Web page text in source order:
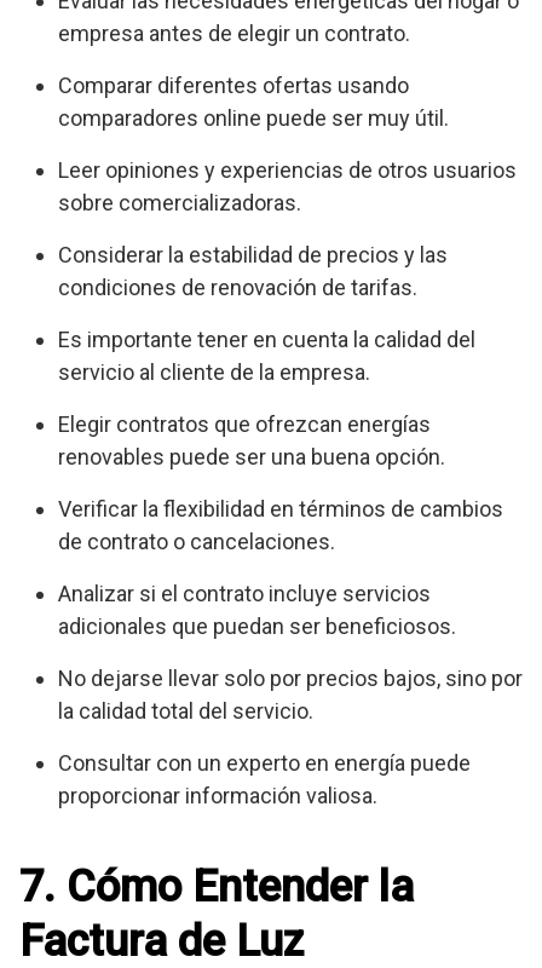
empresa antes de elegir un contrato.
Comparar diferentes ofertas usando
comparadores online puede ser muy útil.
Leer opiniones y experiencias de otros usuarios
sobre comercializadoras.
Considerar la estabilidad de precios y las
condiciones de renovación de tarifas.
Es importante tener en cuenta la calidad del
servicio al cliente de la empresa.
Elegir contratos que ofrezcan energías
renovables puede ser una buena opción.
Verificar la flexibilidad en términos de cambios
de contrato o cancelaciones.
Analizar si el contrato incluye servicios
adicionales que puedan ser beneficiosos.
No dejarse llevar solo por precios bajos, sino por
la calidad total del servicio.
Consultar con un experto en energía puede
proporcionar información valiosa.
7. Cómo Entender la
Factura de Luz